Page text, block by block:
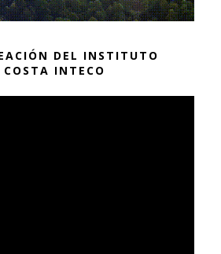
DEL INSTITUTO
INTECO